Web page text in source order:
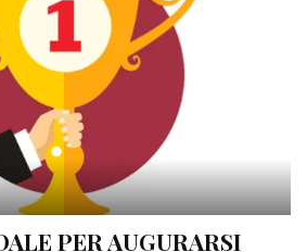
PER AUGURARSI